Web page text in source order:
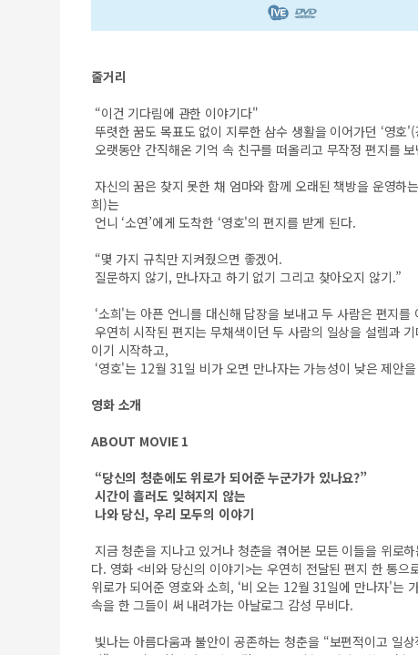
줄거리
“이건 기다림에 관한 이야기다"
뚜렷한 꿈도 목표도 없이 지루한 삼수 생활을 이어가던 ‘영호
오랫동안 간직해온 기억 속 친구를 떠올리고 무작정 편지를
자신의 꿈은 찾지 못한 채 엄마와 함께 오래된 책방을 운영하
희)는
언니 ‘소연’에게 도착한 ‘영호'의 편지를 받게 된다.
“몇 가지 규칙만 지켜줬으면 좋겠어.
질문하지 않기, 만나자고 하기 없기 그리고 찾아오지 않기.”
‘소희'는 아픈 언니를 대신해 답장을 보내고 두 사람은 편지를
우연히 시작된 편지는 무채색이던 두 사람의 일상을 설렘과
이기 시작하고,
‘영호'는 12월 31일 비가 오면 만나자는 가능성이 낮은 제안
영화 소개
ABOUT MOVIE 1
“당신의 청춘에도 위로가 되어준 누군가가 있나요?”
시간이 흘러도 잊혀지지 않는
나와 당신, 우리 모두의 이야기
지금 청춘을 지나고 있거나 청춘을 겪어본 모든 이들을 위로
다. 영화 <비와 당신의 이야기>는 우연히 전달된 편지 한 통으
위로가 되어준 영호와 소희, ‘비 오는 12월 31일에 만나자'는
속을 한 그들이 써 내려가는 아날로그 감성 무비다.
빛나는 아름다움과 불안이 공존하는 청춘을 “보편적이고 일